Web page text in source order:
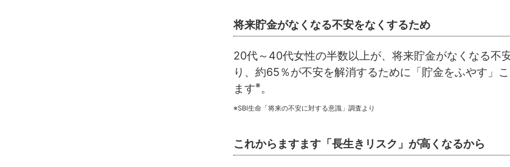
将来貯金がなくなる不安をなくするため
20代～40代女性の半数以上が、将来貯金がなくなる不
り、約65％が不安を解消するために「貯金をふやす」
ます※。
※SBI生命「将来の不安に対する意識」調査より
これからますます「長生きリスク」が高くなるから